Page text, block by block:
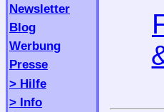
Newsletter
Blog
Werbung
Presse
> Hilfe
> Info